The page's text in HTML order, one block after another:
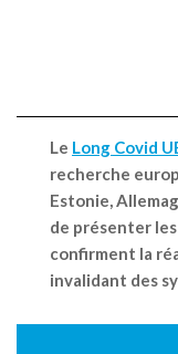
Le Long Covid
recherche
Estonie,
de présenter
confirment la
invalidant des